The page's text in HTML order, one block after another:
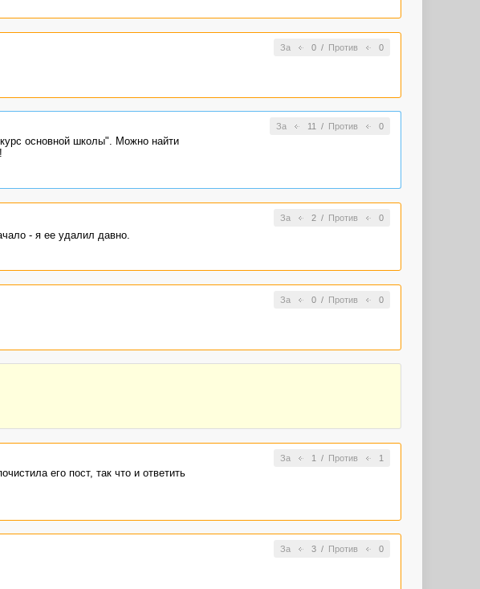
За 0/ Против 0
За 11 / Против 0
основной школы". Можно найти
За 2/ Против 0
- я ее удалил давно.
За 0/ Против 0
За 1 / Против 1
его пост, так что и ответить
За 3/ Против 0